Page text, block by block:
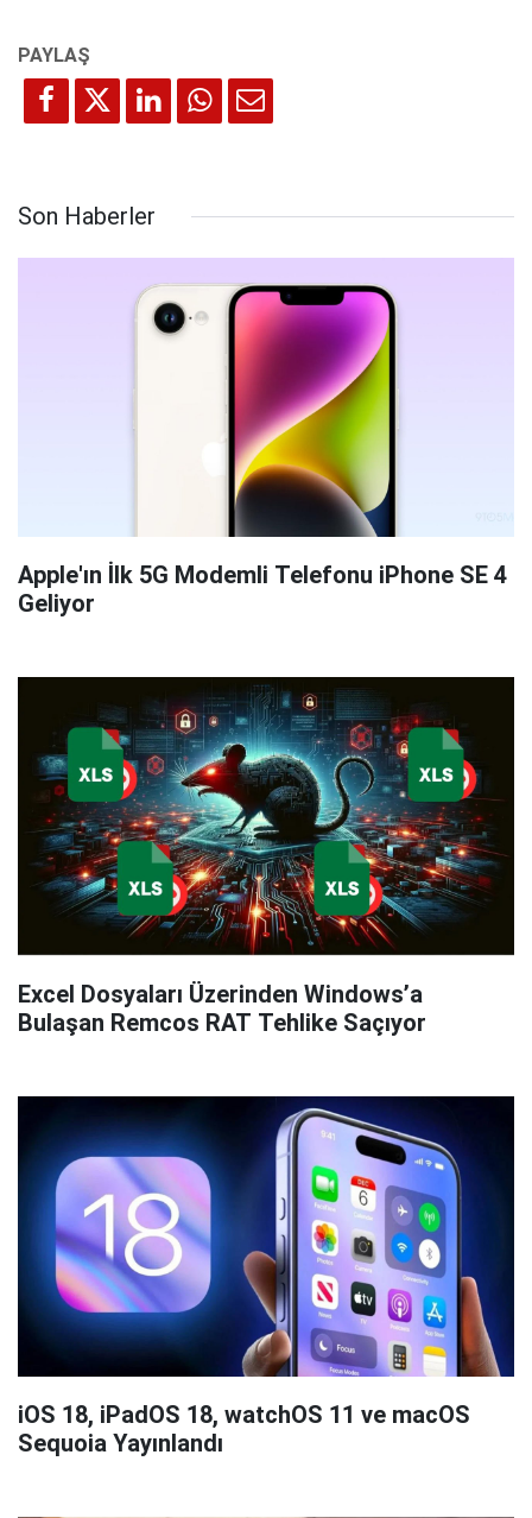
Son Haberler
Apple'ın İlk 5G Modemli Telefonu iPhone SE 4
Geliyor
Excel Dosyaları Üzerinden Windows’a
Bulaşan Remcos RAT Tehlike Saçıyor
iOS 18, iPadOS 18, watchOS 11 ve macOS
Sequoia Yayınlandı